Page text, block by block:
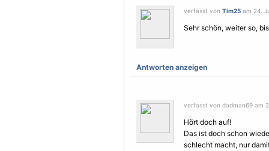
verfasst von Tim25 am 24.
Sehr schön, weiter so,
Antworten anzeigen
verfasst von dadman69 am
Hört doch auf!
Das ist doch schon
schlecht macht, nur